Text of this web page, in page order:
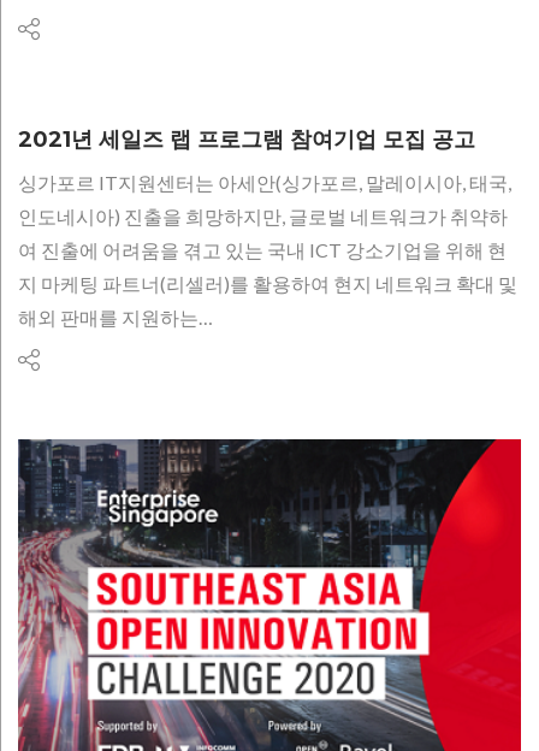
2021년 세일즈 랩 프로그램 참여기업 모집 공고
싱가포르 IT지원센터는 아세안(싱가포르, 말레이시아, 태국,
인도네시아) 진출을 희망하지만, 글로벌 네트워크가 취약하
여 진출에 어려움을 겪고 있는 국내 ICT 강소기업을 위해 현
지 마케팅 파트너(리셀러)를 활용하여 현지 네트워크 확대 및
해외 판매를 지원하는…